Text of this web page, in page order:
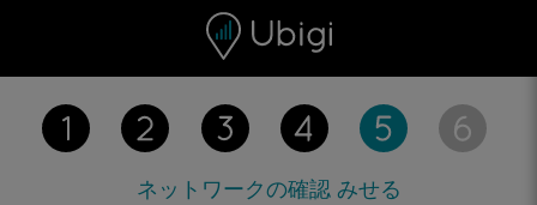
ナビゲーションバー
ネットワークの確認 みせる